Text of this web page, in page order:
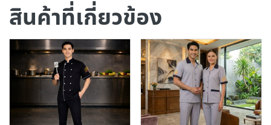
สินค้าที่เกี่ยวข้อง